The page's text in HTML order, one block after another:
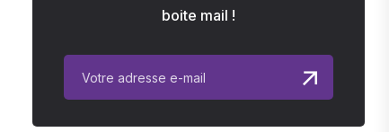
boite mail !